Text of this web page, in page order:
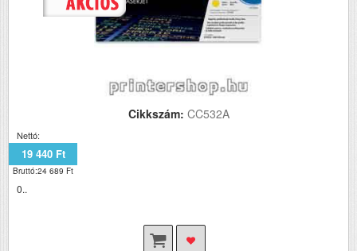
Cikkszám: CC532A
Nettó:
19 440 Ft
Bruttó:24 689 Ft
0..